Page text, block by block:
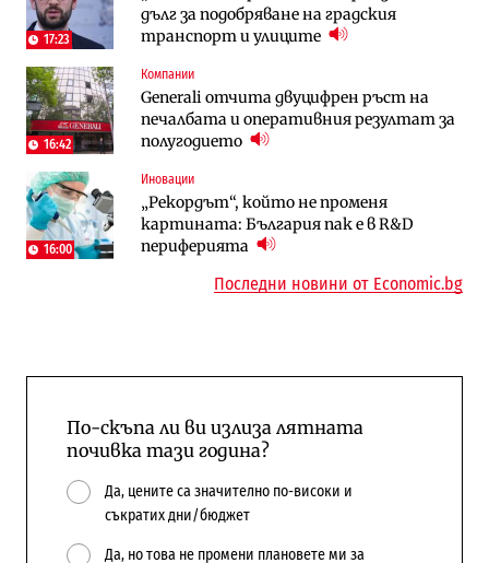
17:23
дълг за подобряване на градския
транспорт и улиците
16:42
Компании
Generali отчита двуцифрен ръст на
печалбата и оперативния резултат за
полугодието
16:00
Иновации
„Рекордът“, който не променя
картината: България пак е в R&D
периферията
няколко седмици, ако сушата продължи
Компании
„Ендуросат“ ще строи огромен
космически и отбранителен център в
Доброславци
Digi&AI
Трафикът толкова е намалял, че големи
медии обмислят да се откажат
напълно от Google
преместването на трамвайното
трасе по бул. „Скобелев“
10:12
Енергетика
Държавният ТЕЦ „Марица изток 2“
работи с 5 блока
Компании
„Ендуросат“ ще строи огромен
космически и отбранителен център в
Доброславци
Последни новини от Economic.bg
По-скъпа ли ви излиза лятната
почивка тази година?
Да, цените са значително по-високи и
съкратих дни/бюджет
Да, но това не промени плановете ми за